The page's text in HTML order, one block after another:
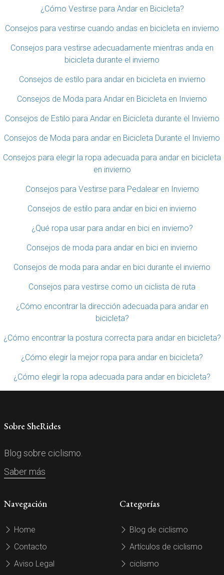
¿Cómo Vestirse para Andar en Bicicleta?
Consejos para vestirse cuando andas en bicicleta en invierno
Consejos para vestirse adecuadamente mientras anda en
bicicleta durante el invierno
Consejos de estilo para andar en bicicleta en invierno
Consejos de Moda para Andar en Bicicleta en Invierno
Consejos de Estilo para Andar en Bicicleta durante el Invierno
Consejos de Moda para andar en Bicicleta Durante el Invierno
Consejos para elegir la ropa adecuada para andar en bicicleta
en invierno
Consejos para Vestirse para Pedalear en Invierno
Consejos de estilo para andar en bici en invierno
¿Qué ropa usar para andar en bici en invierno?
Consejos de moda para andar en bici en invierno
Consejos de moda para andar en bici durante el invierno
Consejos para vestirse como un ciclista de ruta
¿Cómo encontrar la dirección adecuada para andar en
bicicleta?
¿Cómo encontrar la postura correcta para andar en bicicleta?
¿Cómo elegir la mejor ropa para andar en bicicleta?
¿Cómo elegir la ropa adecuada para andar en bicicleta?
Sobre SheRides
Blog sobre ciclismo.
Saber más
Navegación
Home
Contacto
Aviso Legal
Categorías
Blog de ciclismo
Artículos de ciclismo
ciclismo